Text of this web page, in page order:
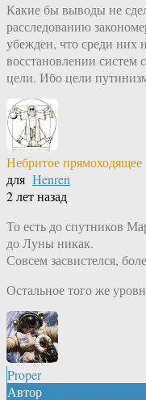
Какие бы выводы не
расследованию
убежден, что среди них
восстановлении систем
цели. Ибо цели
Небритое прямоходящее
для Henren
2 лет назад
То есть до спутников
до Луны никак.
Совсем засвистелся,
Остальное того же
Proper
Автор